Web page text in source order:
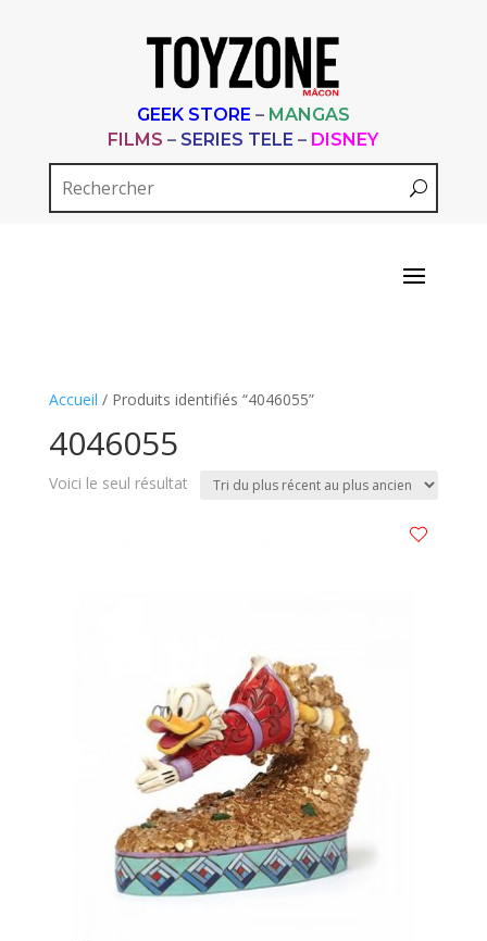
GEEK STORE – MANGAS
FILMS – SERIES TELE – DISNEY
Accueil / Produits identifiés “4046055”
4046055
Voici le seul résultat